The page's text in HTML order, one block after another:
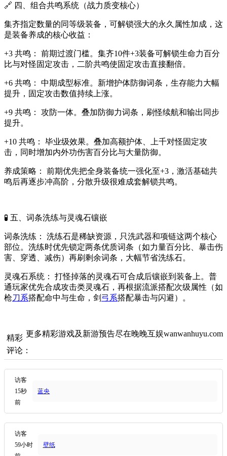
🔗 四、组合共鸣系统（战力质变核心）
集齐指定数量的同等级装备，可解锁强大的永久属性加成，这
是装备养成的核心收益：
+3 共鸣： 前期过渡门槛。集齐10件+3装备可解锁生命力百分
比与对怪固定攻击，二阶共鸣使固定攻击直接翻倍。
+6 共鸣： 中期成型标准。新增护体防御词条，生存能力大幅
提升，固定攻击数值持续上涨。
+9 共鸣： 攻防一体。叠加防御力词条，刷怪续航和输出同步
提升。
+10 共鸣： 毕业级效果。叠加高额护体、上千对怪固定攻
击，同时增加内外功伤害百分比与大量防御。
养成策略： 前期优先把全身装备统一强化至+3，激活基础共
鸣后再逐步冲高阶，分散升级很难成套解锁共鸣。
🧪 五、词条洗练与灵魂石镶嵌
词条洗练： 洗练石是稀缺资源，只洗武器和项链这两个核心
部位。洗练时优先锁定两条优质词条（如力量百分比、暴击伤
害、穿透、减伤）再刷剩余词条，大幅节省洗练石。
灵魂石系统： 打怪掉落的灵魂石可合成后镶嵌到装备上。普
通玩家优先合成攻击类灵魂石，再根据流派搭配次级属性（如
枪刀系搭配命中与生命，剑 弓系搭配暴击与闪避）。
更多精彩游戏及新游预告尽在晚晚互娱wanwanhuyu.com
精彩
评论：
访客
15秒
前
蓝央
访客
59小时
壁纸